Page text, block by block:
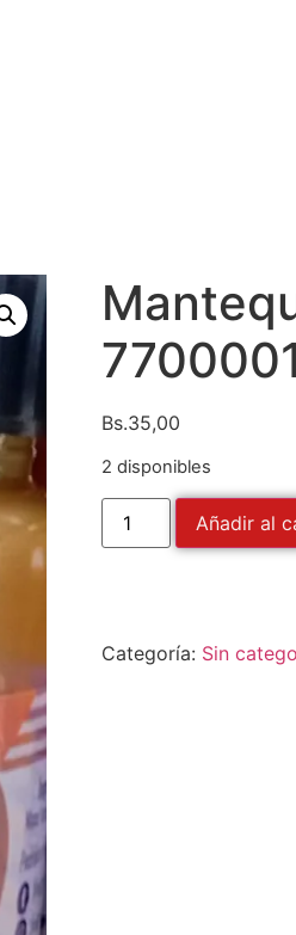
Bs.35,00
2 disponibles
Añadir al
Categoría: Sin